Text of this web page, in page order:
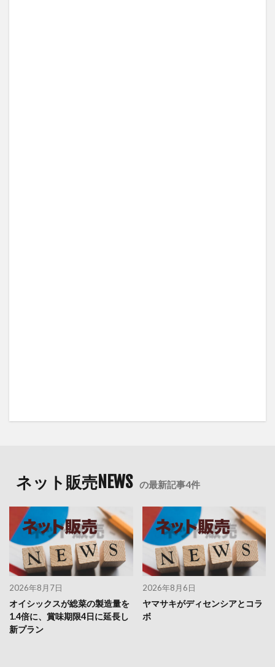
ネット販売NEWS の最新記事4件
2026年8月7日
オイシックスが総菜の製造量を
1.4倍に、賞味期限4日に延長し
新プラン
2026年8月6日
ヤマサキがディセンシアとコラ
ボ